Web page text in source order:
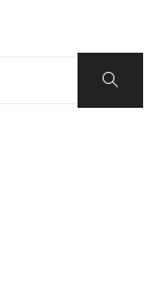
Search